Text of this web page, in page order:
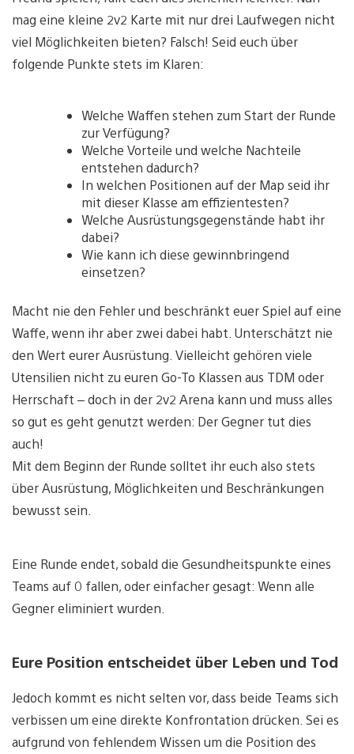
mag eine kleine 2v2 Karte mit nur drei Laufwegen nicht
viel Möglichkeiten bieten? Falsch! Seid euch über
folgende Punkte stets im Klaren:
Welche Waffen stehen zum Start der Runde
zur Verfügung?
Welche Vorteile und welche Nachteile
entstehen dadurch?
In welchen Positionen auf der Map seid ihr
mit dieser Klasse am effizientesten?
Welche Ausrüstungsgegenstände habt ihr
dabei?
Wie kann ich diese gewinnbringend
einsetzen?
Macht nie den Fehler und beschränkt euer Spiel auf eine
Waffe, wenn ihr aber zwei dabei habt. Unterschätzt nie
den Wert eurer Ausrüstung. Vielleicht gehören viele
Utensilien nicht zu euren Go-To Klassen aus TDM oder
Herrschaft – doch in der 2v2 Arena kann und muss alles
so gut es geht genutzt werden: Der Gegner tut dies
auch!
Mit dem Beginn der Runde solltet ihr euch also stets
über Ausrüstung, Möglichkeiten und Beschränkungen
bewusst sein.
Eine Runde endet, sobald die Gesundheitspunkte eines
Teams auf 0 fallen, oder einfacher gesagt: Wenn alle
Gegner eliminiert wurden.
Eure Position entscheidet über Leben und Tod
Jedoch kommt es nicht selten vor, dass beide Teams sich
verbissen um eine direkte Konfrontation drücken. Sei es
aufgrund von fehlendem Wissen um die Position des